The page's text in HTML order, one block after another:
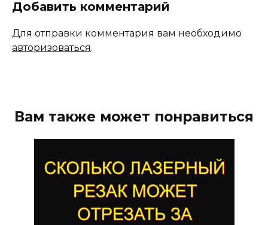
Добавить комментарий
Для отправки комментария вам необходимо
авторизоваться.
Вам также может понравиться